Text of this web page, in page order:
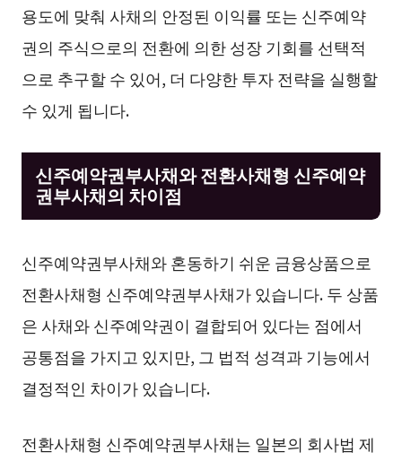
용도에 맞춰 사채의 안정된 이익률 또는 신주예약
권의 주식으로의 전환에 의한 성장 기회를 선택적
으로 추구할 수 있어, 더 다양한 투자 전략을 실행할
수 있게 됩니다.
신주예약권부사채와 전환사채형 신주예약
권부사채의 차이점
신주예약권부사채와 혼동하기 쉬운 금융상품으로
전환사채형 신주예약권부사채가 있습니다. 두 상품
은 사채와 신주예약권이 결합되어 있다는 점에서
공통점을 가지고 있지만, 그 법적 성격과 기능에서
결정적인 차이가 있습니다.
전환사채형 신주예약권부사채는 일본의 회사법 제